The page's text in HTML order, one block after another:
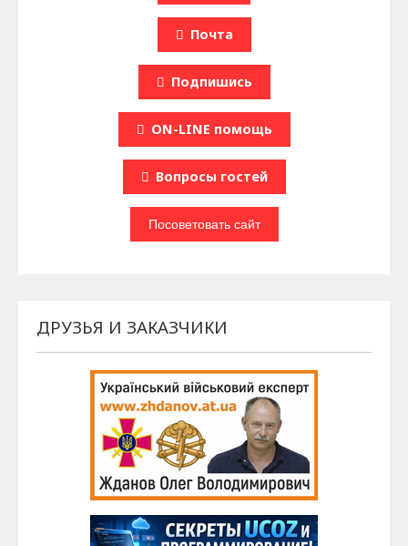
Почта
Подпишись
ON-LINE помощь
Вопроcы гостей
ДРУЗЬЯ И ЗАКАЗЧИКИ